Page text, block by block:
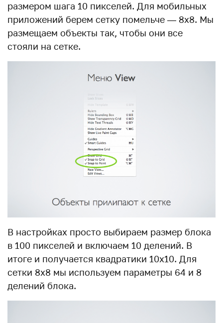
размером шага 10 пикселей. Для мобильных
приложений берем сетку помельче — 8х8. Мы
размещаем объекты так, чтобы они все
стояли на сетке.
В настройках просто выбираем размер блока
в 100 пикселей и включаем 10 делений. В
итоге и получается квадратики 10х10. Для
сетки 8х8 мы используем параметры 64 и 8
делений блока.